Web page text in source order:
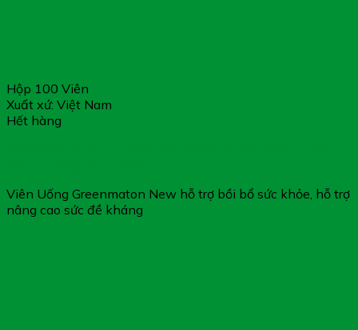
Hộp 100 Viên
Xuất xứ: Việt Nam
Hết hàng
Viên Uống Greenmaton New hỗ trợ bồi bổ sức khỏe, hỗ trợ
nâng cao sức đề kháng